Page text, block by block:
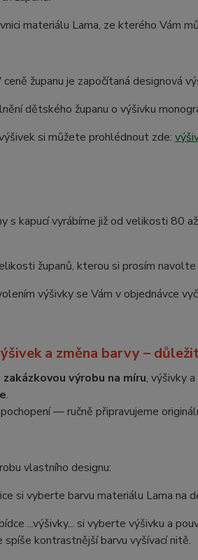
materiálu Lama, ze kterého Vám
ceně županu je započítaná designová
dětského županu o výšivku
si můžete prohlédnout zde:
s kapucí vyrábíme již od velikosti 80
županů, kterou si prosím
výšivky se Vám v objednávce
a změna barvy –
zakázkovou výrobu na míru, výšivky
.
— ručně připravujeme
vlastního designu:
si vyberte barvu materiálu Lama na
...výšivky... si vyberte výšivku a
spíše kontrastnější barvu vyšívací nitě.